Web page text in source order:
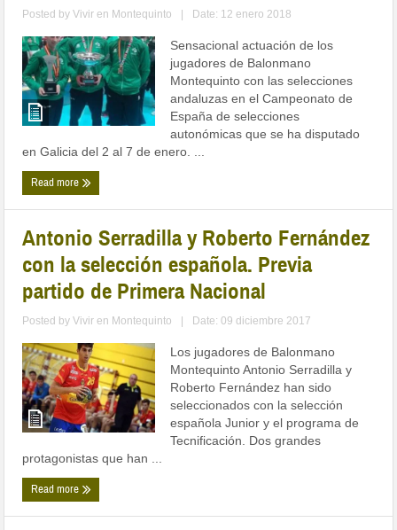
Posted byVivir en Montequinto Date: 12 enero 2018
Sensacional actuación de los
jugadores de Balonmano
Montequinto con las selecciones
andaluzas en el Campeonato de
España de selecciones
autonómicas que se ha disputado
en Galicia del 2 al 7 de enero. ...
Read more
Antonio Serradilla y Roberto Fernández
con la selección española. Previa
partido de Primera Nacional
Posted byVivir en Montequinto Date: 09 diciembre 2017
Los jugadores de Balonmano
Montequinto Antonio Serradilla y
Roberto Fernández han sido
seleccionados con la selección
española Junior y el programa de
Tecnificación. Dos grandes
protagonistas que han ...
Read more